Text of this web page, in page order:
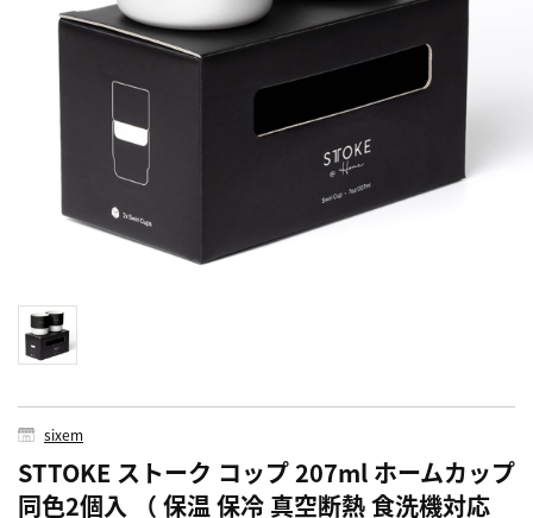
sixem
STTOKE ストーク コップ 207ml ホームカップ
同色2個入 （ 保温 保冷 真空断熱 食洗機対応